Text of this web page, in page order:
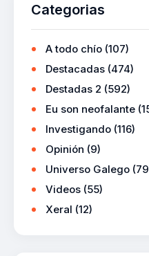
Categorias
A todo chío (107)
Destacadas (474)
Destadas 2 (592)
Eu son neofalante
Investigando (116)
Opinión (9)
Universo Galego
Videos (55)
Xeral (12)